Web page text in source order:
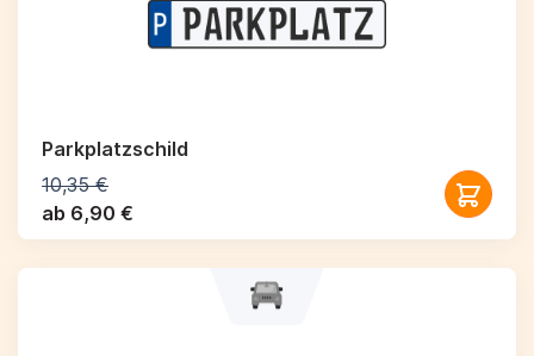
Parkplatzschild
10,35 €
ab 6,90 €